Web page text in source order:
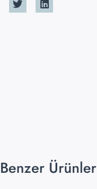
Benzer Ürünler